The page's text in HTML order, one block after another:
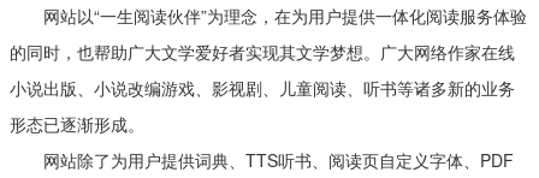
网站以“一生阅读伙伴”为理念，在为用户提供一体化阅读服务体验
的同时，也帮助广大文学爱好者实现其文学梦想。广大网络作家在线
小说出版、小说改编游戏、影视剧、儿童阅读、听书等诸多新的业务
形态已逐渐形成。
网站除了为用户提供词典、TTS听书、阅读页自定义字体、PDF